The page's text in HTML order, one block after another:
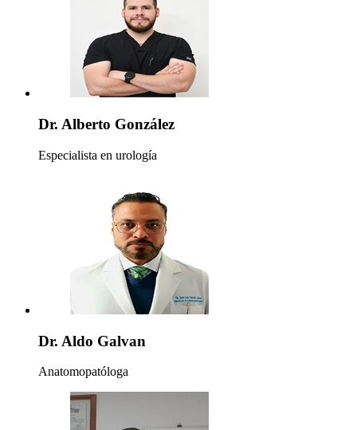
Dr. Alberto González
Especialista en urología
Dr. Aldo Galvan
Anatomopatóloga